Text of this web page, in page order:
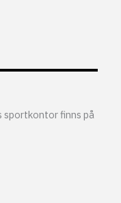
sportkontor finns på